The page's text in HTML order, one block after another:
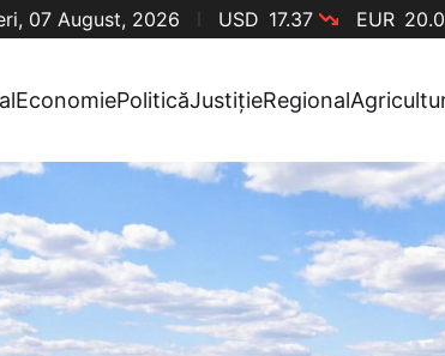
07 August, 2026 USD 17.37 EUR
EconomiePoliticăJustițieRegional